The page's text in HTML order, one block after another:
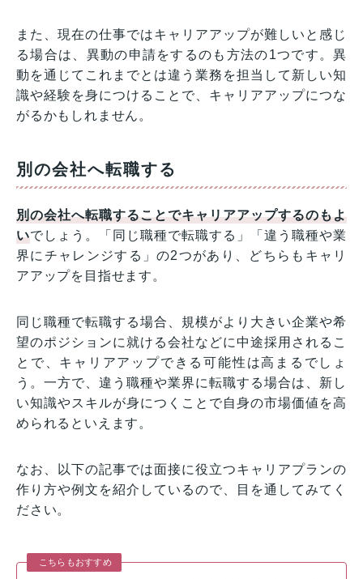
また、現在の仕事ではキャリアアップが難しいと感じ
る場合は、異動の申請をするのも方法の1つです。異
動を通じてこれまでとは違う業務を担当して新しい知
識や経験を身につけることで、キャリアアップにつな
がるかもしれません。
別の会社へ転職する
別の会社へ転職することでキャリアアップするのもよ
いでしょう。「同じ職種で転職する」「違う職種や業
界にチャレンジする」の2つがあり、どちらもキャリ
アアップを目指せます。
同じ職種で転職する場合、規模がより大きい企業や希
望のポジションに就ける会社などに中途採用されるこ
とで、キャリアアップできる可能性は高まるでしょ
う。一方で、違う職種や業界に転職する場合は、新し
い知識やスキルが身につくことで自身の市場価値を高
められるといえます。
なお、以下の記事では面接に役立つキャリアプランの
作り方や例文を紹介しているので、目を通してみてく
ださい。
こちらもおすすめ